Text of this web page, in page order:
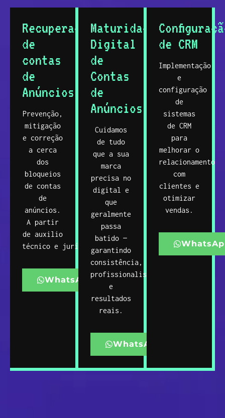
Recuperação
de
contas
de
Anúncios
Prevenção,
mitigação
e correção
a cerca
dos
bloqueios
de contas
de
anúncios.
A partir
de auxilio
técnico e jurídico.
WhatsApp
Maturidade
Digital
de
Contas
de
Anúncios
Cuidamos
de tudo
que a sua
marca
precisa no
digital e
que
geralmente
passa
batido —
garantindo
consistência,
profissionalismo
e
resultados
reais.
WhatsApp
de CRM
Implementação
e
configuração
de
sistemas
de CRM
para
melhorar o
relacionamento
com
clientes e
otimizar
vendas.